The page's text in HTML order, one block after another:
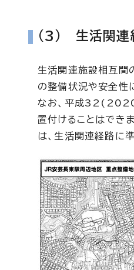
(3) 生活関連
生活関連施設相互間
の整備状況や安全性
なお、平成
置付けることはでき
は、生活関連経路に